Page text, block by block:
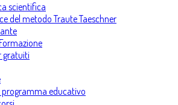
scientifica
del metodo Traute Taeschner
gratuiti
programma educativo